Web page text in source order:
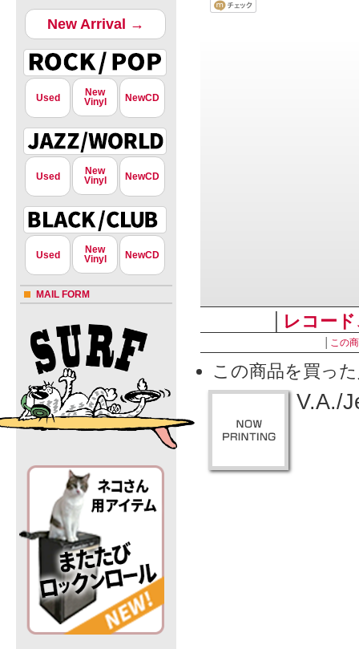
New Arrival →
Used
New
Vinyl
NewCD
Used
New
Vinyl
NewCD
Used
New
Vinyl
NewCD
MAIL FORM
レコー
この
この商品を買っ
V.A./